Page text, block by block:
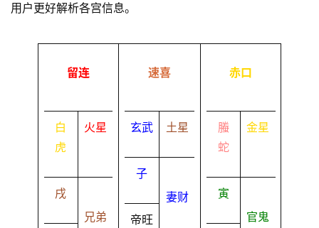
用户更好解析各宫信息。
留连
白
虎
火星
戌
兄弟
速喜
玄武 土星
子
帝旺
妻财
赤口
螣
蛇
金星
寅
官鬼